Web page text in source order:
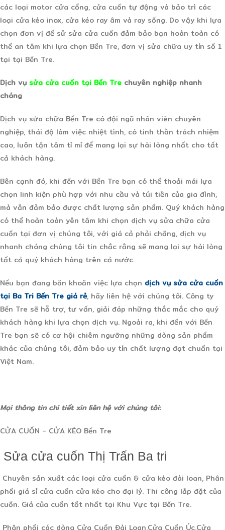
các loại motor cửa cổng, cửa cuốn tự động và bảo trì các
loại cửa kéo inox, cửa kéo ray âm và ray sống. Do vậy khi lựa
chọn đơn vị để sử sửa cửa cuốn đảm bảo bạn hoàn toàn có
thể an tâm khi lựa chọn Bến Tre, đơn vị sửa chữa uy tín số 1
tại tại Bến Tre.
Dịch vụ sửa cửa cuốn tại Bến Tre chuyên nghiệp nhanh
chóng
Dịch vụ sửa chữa Bến Tre có đội ngũ nhân viên chuyên
nghiệp, thái độ làm việc nhiệt tình, có tinh thần trách nhiệm
cao, luôn tận tâm tỉ mỉ để mang lại sự hài lòng nhất cho tất
cả khách hàng.
Bên cạnh đó, khi đến với Bến Tre bạn có thể thoải mái lựa
chọn linh kiện phù hợp với nhu cầu và túi tiền của gia đình,
mà vẫn đảm bảo được chất lượng sản phẩm. Quý khách hàng
có thể hoàn toàn yên tâm khi chọn dịch vụ sửa chữa cửa
cuốn tại đơn vị chúng tôi, với giá cả phải chăng, dịch vụ
nhanh chóng chúng tôi tin chắc rằng sẽ mang lại sự hài lòng
tất cả quý khách hàng trên cả nước.
Nếu bạn đang băn khoăn việc lựa chọn dịch vụ sửa cửa cuốn
tại Ba Tri Bến Tre giá rẻ, hãy liên hệ với chúng tôi. Công ty
Bến Tre sẽ hỗ trợ, tư vấn, giải đáp những thắc mắc cho quý
khách hàng khi lựa chọn dịch vụ. Ngoài ra, khi đến với Bến
Tre bạn sẽ có cơ hội chiêm ngưỡng những dòng sản phẩm
khác của chúng tôi, đảm bảo uy tín chất lượng đạt chuẩn tại
Việt Nam.
Mọi thông tin chi tiết xin liên hệ với chúng tôi:
CỬA CUỐN - CỬA KÉO Bến Tre
Sửa cửa cuốn Thị Trấn Ba tri
Chuyên sản xuất các loại cửa cuốn & cửa kéo đài loan, Phân
phối giá sỉ cửa cuốn cửa kéo cho đại lý. Thi công lắp đặt của
cuốn. Giá của cuốn tốt nhất tại Khu Vực tại Bến Tre.
Phân phối các dòng Cửa Cuốn Đài Loan,Cửa Cuốn Úc,Cửa